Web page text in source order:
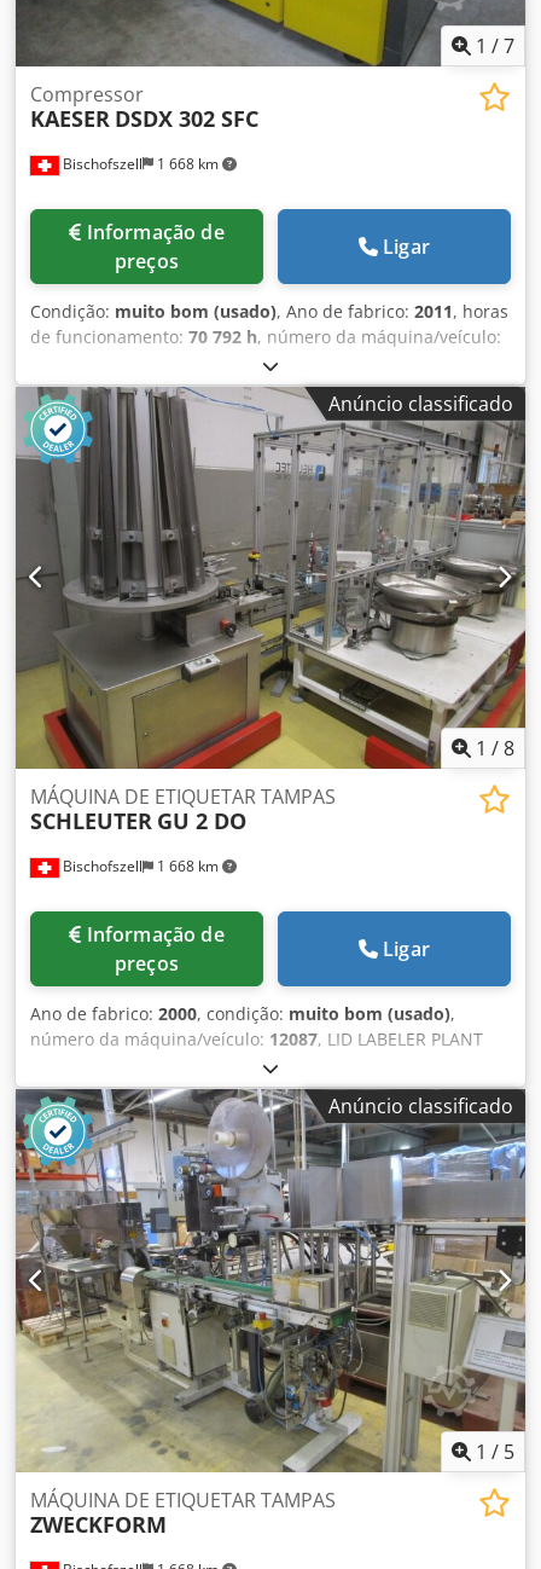
1 /7
Bischofszell 1 668 km
Compressor
KAESER DSDX 302 SFC
preços
Ligar
Condição: muito bom (usado), Ano de fabrico: 2011, horas
de funcionamento: 70 792 h, número da máquina/veículo:
, Nº do artigo: DSDX.2C Equipamento / Informações
adicionais: O compressor é refrigerado a água e possui
sistema de recuperação de calor. Potência nominal: 160,0
kW Velocidade do motor: 1500 rpm Pressão máxima de
operação: 8,5 bar Dodpsyhpppofx Aldjkr Temperatura
ambiente: 3°C/45°C
Anúncio classificado
1 /8
Bischofszell 1 668 km
MÁQUINA DE ETIQUETAR TAMPAS
SCHLEUTER GU 2 DO
preços
Ligar
Ano de fabrico: 2000, condição: muito bom (usado),
número da máquina/veículo: 12087, LID LABELER PLANT
SLIDER GU 2 DO WITH 2x LOOP INSERTING STATIONS
Capacidade: 90 tampas por min. (colheres inseridas na
diagonal) Composto por: -empilhador Dkedpfen Awndox
Alder -2 estações de inserção de colheres -etiquetadora -
estação de entrega
Anúncio classificado
1 / 5
MÁQUINA DE ETIQUETAR TAMPAS
ZWECKFORM